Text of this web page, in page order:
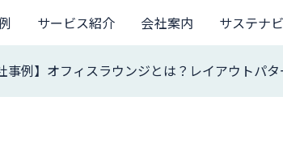
サービス紹介 会社案内 サステナ
事例】オフィスラウンジとは？レイアウトパ